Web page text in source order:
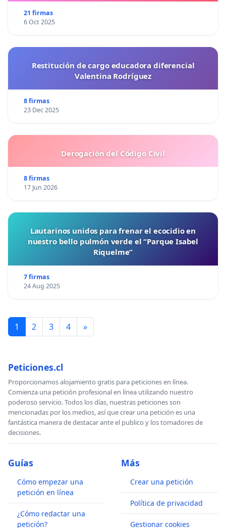
21 firmas
6 Oct 2025
Restitución de cargo educadora diferencial
Valentina Rodríguez
8 firmas
23 Dec 2025
Derogación del Código Civil
8 firmas
17 Jun 2026
Lautarinos unidos para frenar el ecocidio en
nuestro bello pulmón verde el “Parque Isabel
Riquelme”
7 firmas
24 Aug 2025
1 2 3 4 »
Peticiones.cl
Proporcionamos alojamiento gratis para peticiones en línea.
Comienza una petición profesional en línea utilizando nuestro
poderoso servicio. Todos los días, nuestras peticiones son
mencionadas por los medios, así que crear una petición es una
fantástica manera de destacar ante el publico y los tomadores de
decisiones.
Guías
Cómo empezar una
petición en línea
¿Cómo redactar una
petición?
Más
Crear una petición
Política de privacidad
Gestionar cookies